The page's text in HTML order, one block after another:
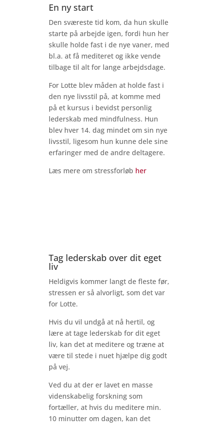
En ny start
Den sværeste tid kom, da hun skulle
starte på arbejde igen, fordi hun her
skulle holde fast i de nye vaner, med
bl.a. at få mediteret og ikke vende
tilbage til alt for lange arbejdsdage.
For Lotte blev måden at holde fast i
den nye livsstil på, at komme med
på et kursus i bevidst personlig
lederskab med mindfulness. Hun
blev hver 14. dag mindet om sin nye
livsstil, ligesom hun kunne dele sine
erfaringer med de andre deltagere.
Læs mere om stressforløb her
Tag lederskab over dit eget
liv
Heldigvis kommer langt de fleste før,
stressen er så alvorligt, som det var
for Lotte.
Hvis du vil undgå at nå hertil, og
lære at tage lederskab for dit eget
liv, kan det at meditere og træne at
være til stede i nuet hjælpe dig godt
på vej.
Ved du at der er lavet en masse
videnskabelig forskning som
fortæller, at hvis du meditere min.
10 minutter om dagen, kan det